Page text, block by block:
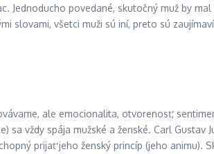
povedané, skutočný muž by
slovami, všetci muži sú iní, preto sú
ale emocionalita, otvorenosť,
vždy spája mužské a ženské. Carl
prijať jeho ženský princíp (jeho animu).